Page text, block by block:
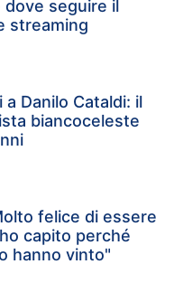
dove seguire il
streaming
a Danilo Cataldi: il
biancoceleste
felice di essere
capito perché
hanno vinto"